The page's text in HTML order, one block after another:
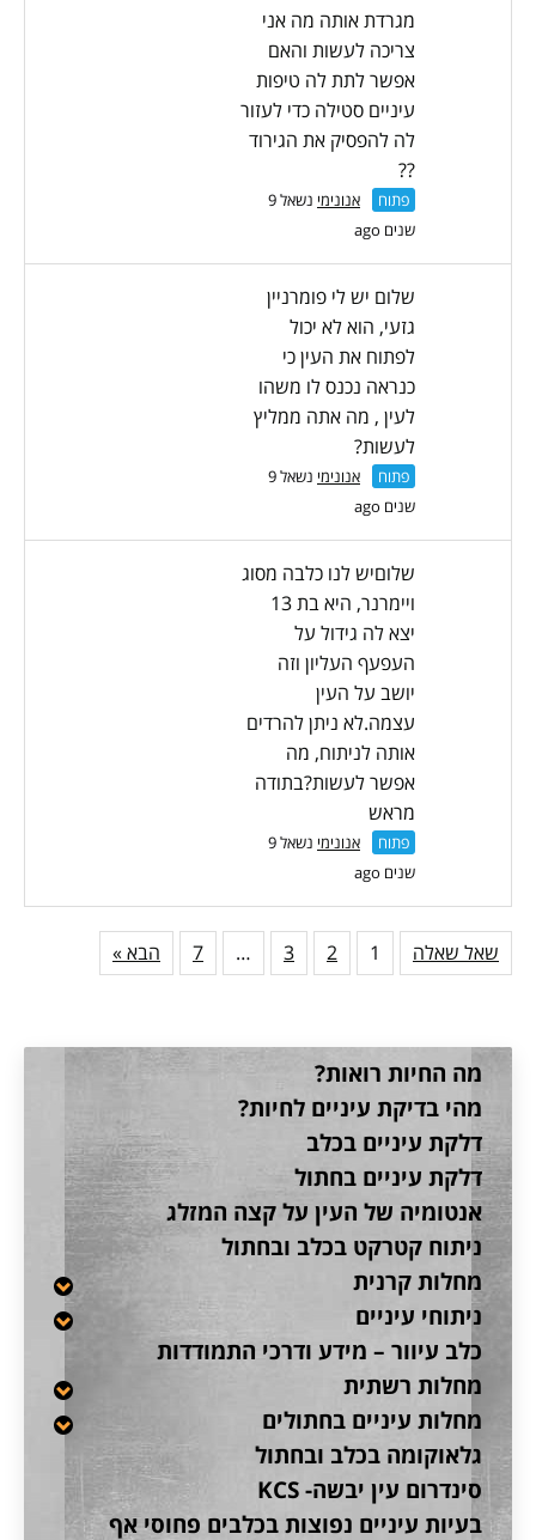
מגרדת אותה מה אני
צריכה לעשות והאם
אפשר לתת לה טיפות
עיניים סטילה כדי לעזור
לה להפסיק את הגירוד
??
פתוח אנונימי
נשאל 9
שנים ago
שלום יש לי פומרניין
גזעי, הוא לא יכול
לפתוח את העין כי
כנראה נכנס לו משהו
לעין , מה אתה ממליץ
לעשות?
פתוח אנונימי
נשאל 9
שנים ago
שלוםיש לנו כלבה מסוג
ויימרנר, היא בת 13
יצא לה גידול על
העפעף העליון וזה
יושב על העין
עצמה.לא ניתן להרדים
אותה לניתוח, מה
אפשר לעשות?בתודה
מראש
פתוח אנונימי
נשאל 9
שנים ago
1
2
3
…
7 הבא » שאל שאלה
מה החיות רואות?
מהי בדיקת עיניים לחיות?
דלקת עיניים בכלב
דלקת עיניים בחתול
אנטומיה של העין על קצה המזלג
ניתוח קטרקט בכלב ובחתול
מחלות קרנית
ניתוחי עיניים
כלב עיוור – מידע ודרכי התמודדות
מחלות רשתית
מחלות עיניים בחתולים
גלאוקומה בכלב ובחתול
סינדרום עין יבשה- KCS
בעיות עיניים נפוצות בכלבים פחוסי אף